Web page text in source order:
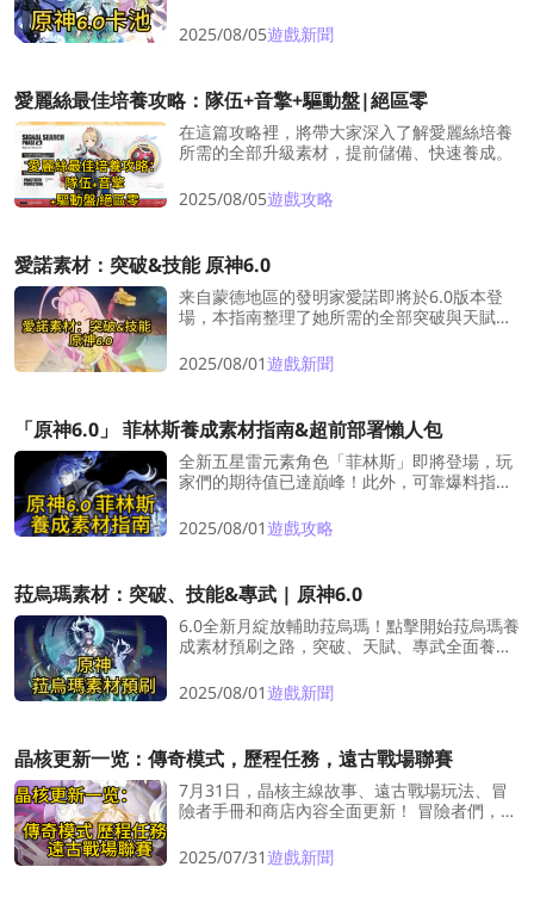
卡比一起了解最新版本信息！
2025/08/05遊戲新聞
愛麗絲最佳培養攻略：隊伍+音擎+驅動盤|絕區零
在這篇攻略裡，將帶大家深入了解愛麗絲培養
所需的全部升級素材，提前儲備、快速養成。
2025/08/05遊戲攻略
愛諾素材：突破&技能 原神6.0
来自蒙德地區的發明家愛諾即將於6.0版本登
場，本指南整理了她所需的全部突破與天賦素
2025/08/01遊戲新聞
「原神6.0」 菲林斯養成素材指南&超前部署懶人包
全新五星雷元素角色「菲林斯」即將登場，玩
家們的期待值已達巔峰！此外，可靠爆料指出
助各位提前準備，我們整理了所有必需素材。
本指南涵蓋突破與天賦材料，以及專屬武器所
2025/08/01遊戲攻略
菈烏瑪素材：突破、技能&專武 | 原神6.0
6.0全新月綻放輔助菈烏瑪！點擊開始菈烏瑪養
成素材預刷之路，突破、天賦、專武全面養成
2025/08/01遊戲新聞
晶核更新一览：傳奇模式，歷程任務，遠古戰場聯賽
7月31日，晶核主線故事、遠古戰場玩法、冒
險者手冊和商店內容全面更新！ 冒險者們，趕
2025/07/31遊戲新聞